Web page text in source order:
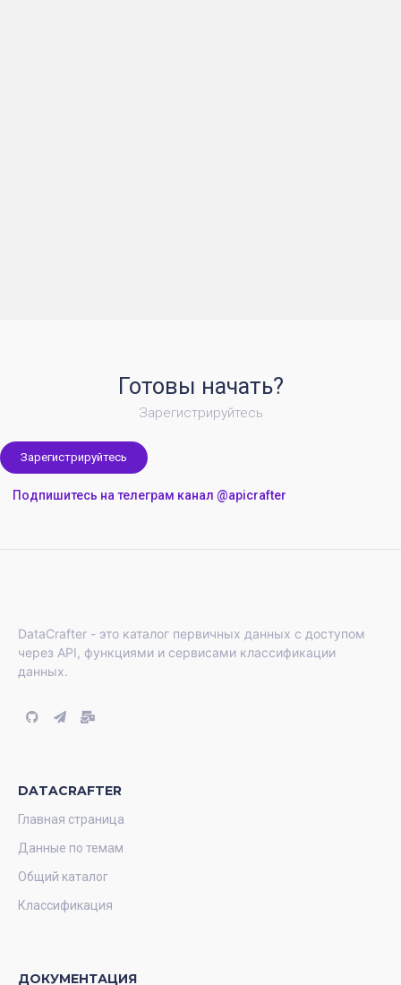
Готовы начать?
Зарегистрируйтесь
Зарегистрируйтесь
Подпишитесь на телеграм канал @apicrafter
DataCrafter - это каталог первичных данных с доступом
через API, функциями и сервисами классификации
данных.
DATACRAFTER
Главная страница
Данные по темам
Общий каталог
Классификация
ДОКУМЕНТАЦИЯ